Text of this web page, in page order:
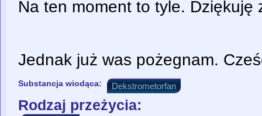
Na ten moment to tyle. Dziękuję
Jednak już was pożegnam.
Substancja wiodąca: Dekstrometorfan
Rodzaj przeżycia: